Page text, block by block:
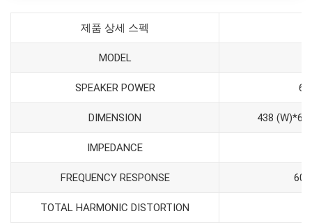
제품 상세 스펙
MODEL
SPEAKER POWER
DIMENSION 438
IMPEDANCE
FREQUENCY RESPONSE
TOTAL HARMONIC DISTORTION